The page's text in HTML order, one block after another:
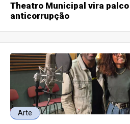
Theatro Municipal vira
anticorrupção
Arte